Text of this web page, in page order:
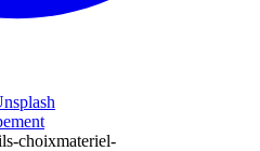
choixmateriel-